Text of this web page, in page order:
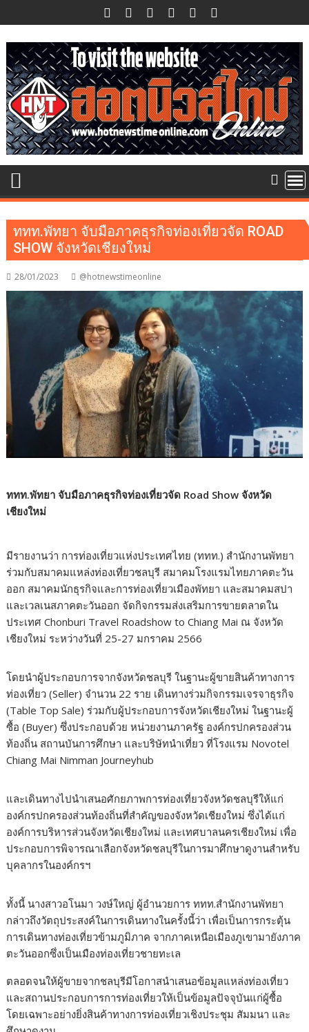
to
content
ททท.พัทยา จับมือภาคธุรกิจท่องเที่ยวจัด ROAD
SHOW จังหวัดเชียงใหม่
28/01/2023 @hotnewstimeonline
ททท.พัทยา จับมือภาคธุรกิจท่องเที่ยวจัด Road Show จังหวัด
เชียงใหม่
​​มีรายงานว่า การท่องเที่ยวแห่งประเทศไทย (ททท.) สำนักงานพัทยา
ร่วมกับสมาคมแหล่งท่องเที่ยวชลบุรี สมาคมโรงแรมไทยภาคตะวัน
ออก สมาคมนักธุรกิจและการท่องเที่ยวเมืองพัทยา และสมาคมสปา
และเวลเนสภาคตะวันออก จัดกิจกรรมส่งเสริมการขายตลาดใน
ประเทศ Chonburi Travel Roadshow to Chiang Mai ณ จังหวัด
เชียงใหม่ ระหว่างวันที่ 25-27 มกราคม 2566
โดยนำผู้ประกอบการจากจังหวัดชลบุรี ในฐานะผู้ขายสินค้าทางการ
ท่องเที่ยว (Seller) จำนวน 22 ราย เดินทางร่วมกิจกรรมเจรจาธุรกิจ
(Table Top Sale) ร่วมกับผู้ประกอบการจังหวัดเชียงใหม่ ในฐานะผู้
ซื้อ (Buyer) ซึ่งประกอบด้วย หน่วยงานภาครัฐ องค์กรปกครองส่วน
ท้องถิ่น สถานบันการศึกษา และบริษัทนำเที่ยว ที่โรงแรม Novotel
Chiang Mai Nimman Journeyhub
และเดินทางไปนำเสนอศักยภาพการท่องเที่ยวจังหวัดชลบุรีให้แก่
องค์กรปกครองส่วนท้องถิ่นที่สำคัญของจังหวัดเชียงใหม่ ซึ่งได้แก่
องค์การบริหารส่วนจังหวัดเชียงใหม่ และเทศบาลนครเชียงใหม่ เพื่อ
ประกอบการพิจารณาเลือกจังหวัดชลบุรีในการมาศึกษาดูงานสำหรับ
บุคลากรในองค์กรฯ
ทั้งนี้ นางสาวอโนมา วงษ์ใหญ่ ผู้อำนวยการ ททท.สำนักงานพัทยา
กล่าวถึงวัตถุประสงค์ในการเดินทางในครั้งนี้ว่า เพื่อเป็นการกระตุ้น
การเดินทางท่องเที่ยวข้ามภูมิภาค จากภาคเหนือเมืองภูเขามายังภาค
ตะวันออกซึ่งเป็นเมืองท่องเที่ยวชายทะเล
ตลอดจนให้ผู้ขายจากชลบุรีมีโอกาสนำเสนอข้อมูลแหล่งท่องเที่ยว
และสถานประกอบการการท่องเที่ยวให้เป็นข้อมูลปัจจุบันแก่ผู้ซื้อ
โดยเฉพาะอย่างยิ่งสินค้าทางการท่องเที่ยวเชิงประชุม สัมมนา และ